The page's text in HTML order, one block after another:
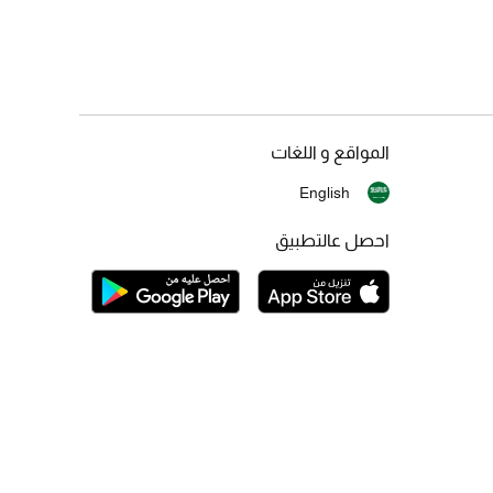
المواقع و اللغات
English
احصل عالتطبيق